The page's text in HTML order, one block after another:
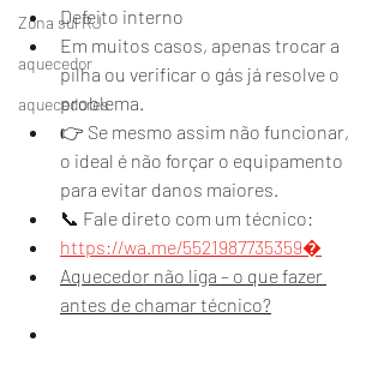
Zona sul RJ
aquecedor
aquecedores
Defeito interno
Em muitos casos, apenas trocar a
pilha ou verificar o gás já resolve o
problema.
👉 Se mesmo assim não funcionar,
o ideal é não forçar o equipamento
para evitar danos maiores.
📞 Fale direto com um técnico:
https://wa.me/5521987735359⁠�
Aquecedor não liga – o que fazer
antes de chamar técnico?